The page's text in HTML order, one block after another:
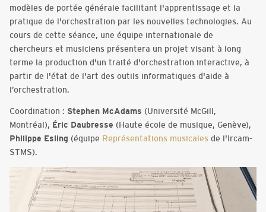
modèles de portée générale facilitant l'apprentissage et la
pratique de l'orchestration par les nouvelles technologies. Au
cours de cette séance, une équipe internationale de
chercheurs et musiciens présentera un projet visant à long
terme la production d'un traité d'orchestration interactive, à
partir de l'état de l'art des outils informatiques d'aide à
l’orchestration.
Coordination : Stephen McAdams (Université McGill,
Montréal), Éric Daubresse (Haute école de musique, Genève),
Philippe Esling (équipe Représentations musicales de l'Ircam-
STMS).